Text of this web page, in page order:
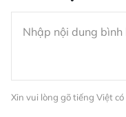
Xin vui lòng gõ tiếng Việt có